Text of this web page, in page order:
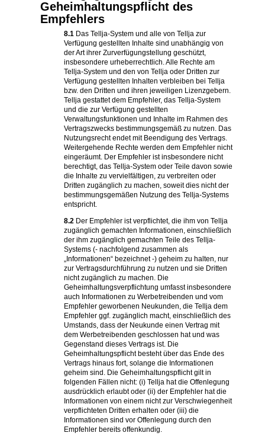
Geheimhaltungspflicht des
Empfehlers
8.1 Das Tellja-System und alle von Tellja zur
Verfügung gestellten Inhalte sind unabhängig von
der Art ihrer Zurverfügungstellung geschützt,
insbesondere urheberrechtlich. Alle Rechte am
Tellja-System und den von Tellja oder Dritten zur
Verfügung gestellten Inhalten verbleiben bei Tellja
bzw. den Dritten und ihren jeweiligen Lizenzgebern.
Tellja gestattet dem Empfehler, das Tellja-System
und die zur Verfügung gestellten
Verwaltungsfunktionen und Inhalte im Rahmen des
Vertragszwecks bestimmungsgemäß zu nutzen. Das
Nutzungsrecht endet mit Beendigung des Vertrags.
Weitergehende Rechte werden dem Empfehler nicht
eingeräumt. Der Empfehler ist insbesondere nicht
berechtigt, das Tellja-System oder Teile davon sowie
die Inhalte zu vervielfältigen, zu verbreiten oder
Dritten zugänglich zu machen, soweit dies nicht der
bestimmungsgemäßen Nutzung des Tellja-Systems
entspricht.
8.2 Der Empfehler ist verpflichtet, die ihm von Tellja
zugänglich gemachten Informationen, einschließlich
der ihm zugänglich gemachten Teile des Tellja-
Systems (- nachfolgend zusammen als
„Informationen“ bezeichnet -) geheim zu halten, nur
zur Vertragsdurchführung zu nutzen und sie Dritten
nicht zugänglich zu machen. Die
Geheimhaltungsverpflichtung umfasst insbesondere
auch Informationen zu Werbetreibenden und vom
Empfehler geworbenen Neukunden, die Tellja dem
Empfehler ggf. zugänglich macht, einschließlich des
Umstands, dass der Neukunde einen Vertrag mit
dem Werbetreibenden geschlossen hat und was
Gegenstand dieses Vertrags ist. Die
Geheimhaltungspflicht besteht über das Ende des
Vertrags hinaus fort, solange die Informationen
geheim sind. Die Geheimhaltungspflicht gilt in
folgenden Fällen nicht: (i) Tellja hat die Offenlegung
ausdrücklich erlaubt oder (ii) der Empfehler hat die
Informationen von einem nicht zur Verschwiegenheit
verpflichteten Dritten erhalten oder (iii) die
Informationen sind vor Offenlegung durch den
Empfehler bereits offenkundig.